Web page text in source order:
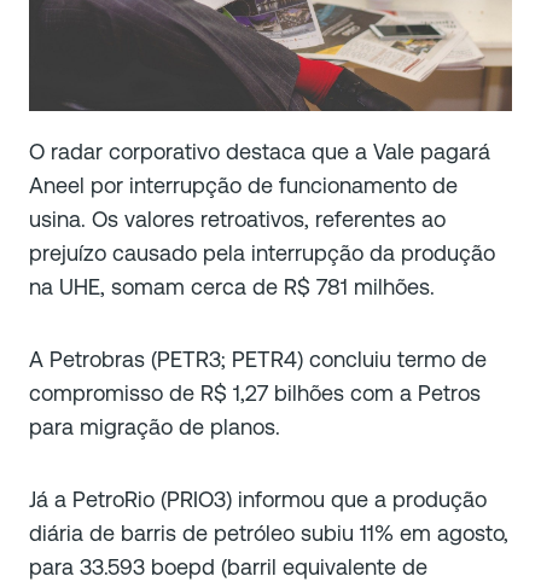
O radar corporativo destaca que a Vale pagará
Aneel por interrupção de funcionamento de
usina. Os valores retroativos, referentes ao
prejuízo causado pela interrupção da produção
na UHE, somam cerca de R$ 781 milhões.
A Petrobras (PETR3; PETR4) concluiu termo de
compromisso de R$ 1,27 bilhões com a Petros
para migração de planos.
Já a PetroRio (PRIO3) informou que a produção
diária de barris de petróleo subiu 11% em agosto,
para 33.593 boepd (barril equivalente de